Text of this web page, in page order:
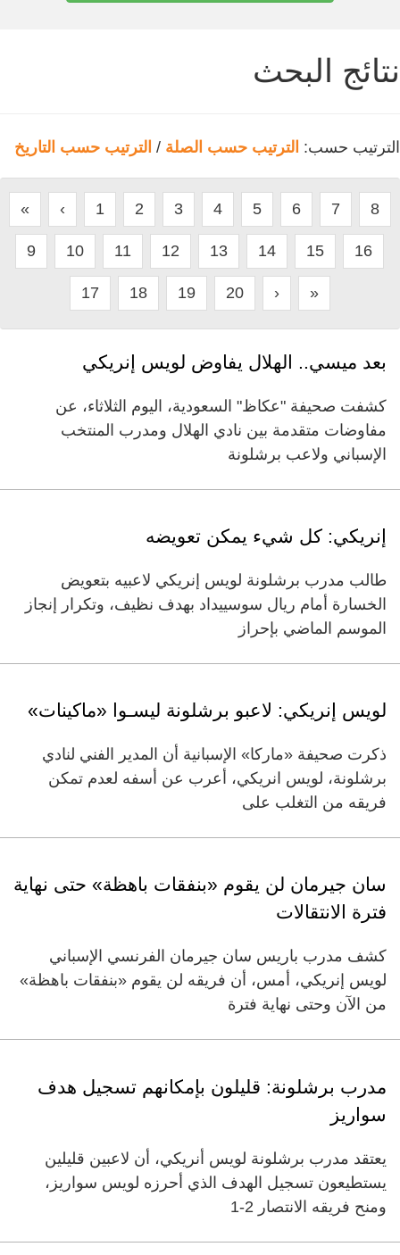
نتائج البحث
الترتيب حسب: الترتيب حسب الصلة / الترتيب حسب التاريخ
« ‹ 1 2 3 4 5 6 7 8
9 10 11 12 13 14 15 16
17 18 19 20 › »
بعد ميسي.. الهلال يفاوض لويس إنريكي
كشفت صحيفة "عكاظ" السعودية، اليوم الثلاثاء، عن
مفاوضات متقدمة بين نادي الهلال ومدرب المنتخب
الإسباني ولاعب برشلونة
إنريكي: كل شيء يمكن تعويضه
طالب مدرب برشلونة لويس إنريكي لاعبيه بتعويض
الخسارة أمام ريال سوسييداد بهدف نظيف، وتكرار إنجاز
الموسم الماضي بإحراز
لويس إنريكي: لاعبو برشلونة ليسـوا «ماكينات»
ذكرت صحيفة «ماركا» الإسبانية أن المدير الفني لنادي
برشلونة، لويس انريكي، أعرب عن أسفه لعدم تمكن
فريقه من التغلب على
سان جيرمان لن يقوم «بنفقات باهظة» حتى نهاية
فترة الانتقالات
كشف مدرب باريس سان جيرمان الفرنسي الإسباني
لويس إنريكي، أمس، أن فريقه لن يقوم «بنفقات باهظة»
من الآن وحتى نهاية فترة
مدرب برشلونة: قليلون بإمكانهم تسجيل هدف
سواريز
يعتقد مدرب برشلونة لويس أنريكي، أن لاعبين قليلين
يستطيعون تسجيل الهدف الذي أحرزه لويس سواريز،
ومنح فريقه الانتصار 2-1